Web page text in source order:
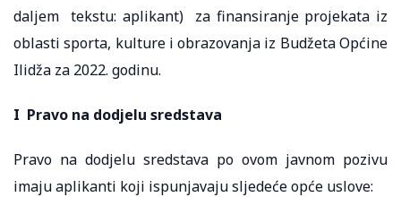
daljem tekstu: aplikant) za finansiranje projekata iz
oblasti sporta, kulture i obrazovanja iz Budžeta Općine
Ilidža za 2022. godinu.
I Pravo na dodjelu sredstava
Pravo na dodjelu sredstava po ovom javnom pozivu
imaju aplikanti koji ispunjavaju sljedeće opće uslove: